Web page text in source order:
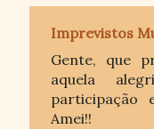
Imprevistos
Gente, que
aquela
participação
Amei!!